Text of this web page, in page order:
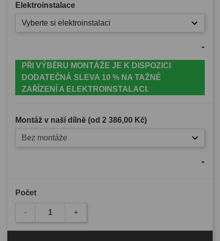
Elektroinstalace
Vyberte si elektroinstalaci
-
PŘI VÝBĚRU MONTÁŽE JE K DISPOZICI
DODATEČNÁ SLEVA 10 % NA TAŽNÉ
ZAŘÍZENÍ A ELEKTROINSTALACI.
Montáž v naší dílně (od 2 386,00 Kč)
Bez montáže
-
Počet
- +